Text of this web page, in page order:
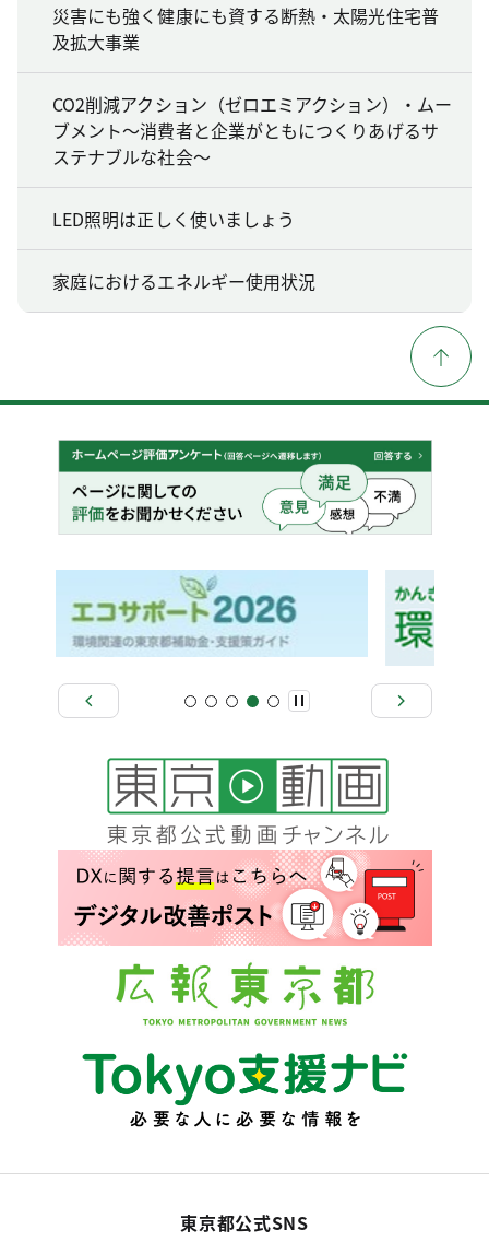
災害にも強く健康にも資する断熱・太陽光住宅普
及拡大事業
CO2削減アクション（ゼロエミアクション）・ムー
ブメント～消費者と企業がともにつくりあげるサ
ステナブルな社会～
LED照明は正しく使いましょう
家庭におけるエネルギー使用状況
東京都公式SNS